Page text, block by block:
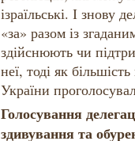
ізраїльські. І знову
«за» разом із
здійснюють чи
неї, тоді як
України
Голосування
здивування та